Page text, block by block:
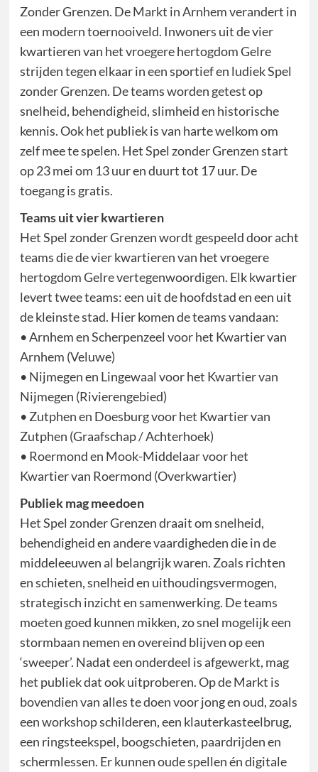
Zonder Grenzen. De Markt in Arnhem verandert in
een modern toernooiveld. Inwoners uit de vier
kwartieren van het vroegere hertogdom Gelre
strijden tegen elkaar in een sportief en ludiek Spel
zonder Grenzen. De teams worden getest op
snelheid, behendigheid, slimheid en historische
kennis. Ook het publiek is van harte welkom om
zelf mee te spelen. Het Spel zonder Grenzen start
op 23 mei om 13 uur en duurt tot 17 uur. De
toegang is gratis.
Teams uit vier kwartieren
Het Spel zonder Grenzen wordt gespeeld door acht
teams die de vier kwartieren van het vroegere
hertogdom Gelre vertegenwoordigen. Elk kwartier
levert twee teams: een uit de hoofdstad en een uit
de kleinste stad. Hier komen de teams vandaan:
• Arnhem en Scherpenzeel voor het Kwartier van
Arnhem (Veluwe)
• Nijmegen en Lingewaal voor het Kwartier van
Nijmegen (Rivierengebied)
• Zutphen en Doesburg voor het Kwartier van
Zutphen (Graafschap / Achterhoek)
• Roermond en Mook-Middelaar voor het
Kwartier van Roermond (Overkwartier)
Publiek mag meedoen
Het Spel zonder Grenzen draait om snelheid,
behendigheid en andere vaardigheden die in de
middeleeuwen al belangrijk waren. Zoals richten
en schieten, snelheid en uithoudingsvermogen,
strategisch inzicht en samenwerking. De teams
moeten goed kunnen mikken, zo snel mogelijk een
stormbaan nemen en overeind blijven op een
‘sweeper’. Nadat een onderdeel is afgewerkt, mag
het publiek dat ook uitproberen. Op de Markt is
bovendien van alles te doen voor jong en oud, zoals
een workshop schilderen, een klauterkasteelbrug,
een ringsteekspel, boogschieten, paardrijden en
schermlessen. Er kunnen oude spellen én digitale